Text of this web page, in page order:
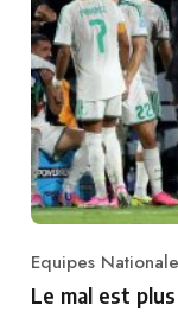
Category
Equipes
Le mal est